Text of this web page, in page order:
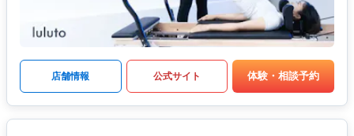
店舗情報 公式サイト 体験・相談予約